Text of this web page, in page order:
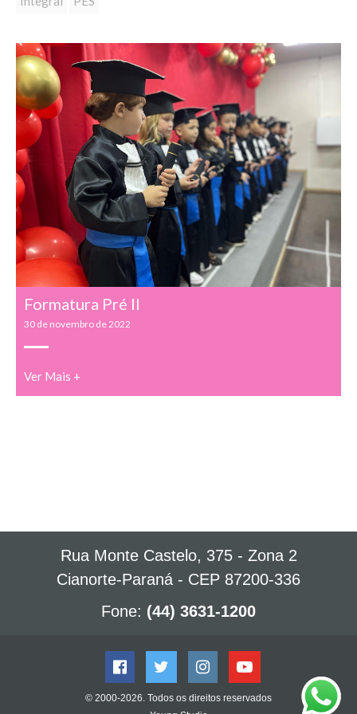
Formatura Pré II
30 de novembro de 2022
Ver Mais +
Rua Monte Castelo, 375 - Zona 2
Cianorte-Paraná - CEP 87200-336
Fone: (44) 3631-1200
© 2000-2026. Todos os direitos reservados